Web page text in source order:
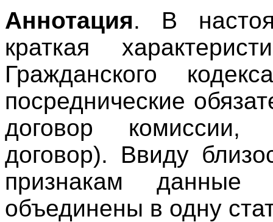
Аннотация. В
краткая
Гражданского
посреднические
договор комиссии,
договор). Ввиду
признакам данные
объединены в одну